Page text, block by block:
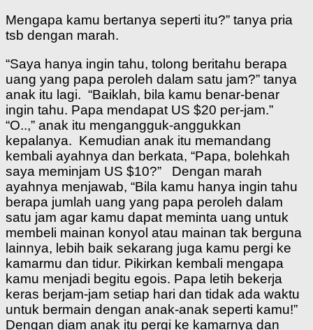
Mengapa kamu bertanya seperti itu?” tanya pria
tsb dengan marah.
“Saya hanya ingin tahu, tolong beritahu berapa
uang yang papa peroleh dalam satu jam?” tanya
anak itu lagi. “Baiklah, bila kamu benar-benar
ingin tahu. Papa mendapat US $20 per-jam.”
“O..,” anak itu mengangguk-anggukkan
kepalanya. Kemudian anak itu memandang
kembali ayahnya dan berkata, “Papa, bolehkah
saya meminjam US $10?” Dengan marah
ayahnya menjawab, “Bila kamu hanya ingin tahu
berapa jumlah uang yang papa peroleh dalam
satu jam agar kamu dapat meminta uang untuk
membeli mainan konyol atau mainan tak berguna
lainnya, lebih baik sekarang juga kamu pergi ke
kamarmu dan tidur. Pikirkan kembali mengapa
kamu menjadi begitu egois. Papa letih bekerja
keras berjam-jam setiap hari dan tidak ada waktu
untuk bermain dengan anak-anak seperti kamu!”
Dengan diam anak itu pergi ke kamarnya dan